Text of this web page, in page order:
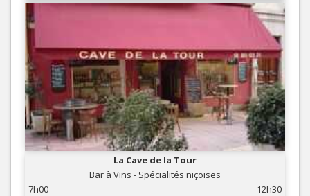
La Cave de la Tour
Bar à Vins - Spécialités niçoises
7h00
12h30